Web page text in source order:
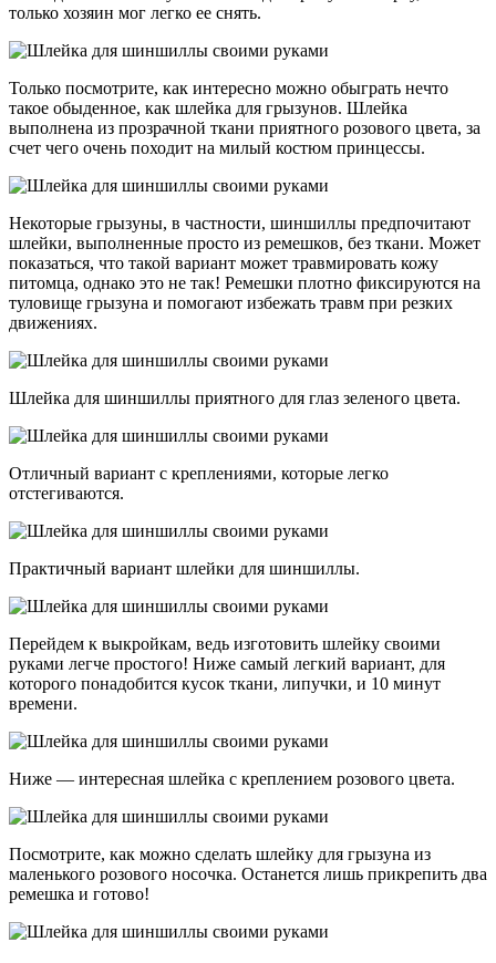
только хозяин мог легко ее снять.
Только посмотрите, как интересно можно обыграть нечто
такое обыденное, как шлейка для грызунов. Шлейка
выполнена из прозрачной ткани приятного розового цвета, за
счет чего очень походит на милый костюм принцессы.
Некоторые грызуны, в частности, шиншиллы предпочитают
шлейки, выполненные просто из ремешков, без ткани. Может
показаться, что такой вариант может травмировать кожу
питомца, однако это не так! Ремешки плотно фиксируются на
туловище грызуна и помогают избежать травм при резких
движениях.
Шлейка для шиншиллы приятного для глаз зеленого цвета.
Отличный вариант с креплениями, которые легко
отстегиваются.
Практичный вариант шлейки для шиншиллы.
Перейдем к выкройкам, ведь изготовить шлейку своими
руками легче простого! Ниже самый легкий вариант, для
которого понадобится кусок ткани, липучки, и 10 минут
времени.
Ниже — интересная шлейка с креплением розового цвета.
Посмотрите, как можно сделать шлейку для грызуна из
маленького розового носочка. Останется лишь прикрепить два
ремешка и готово!